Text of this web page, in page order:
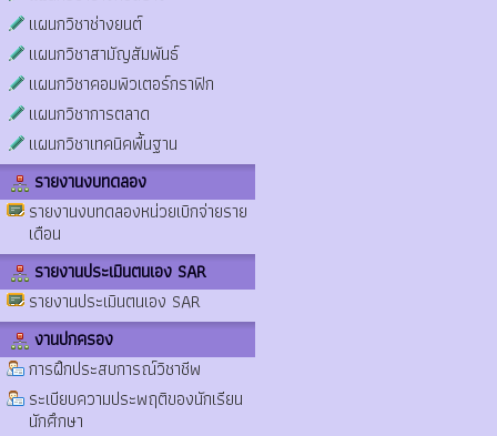
แผนกวิชาช่างยนต์
แผนกวิชาสามัญสัมพันธ์
แผนกวิชาคอมพิวเตอร์กราฟิก
แผนกวิชาการตลาด
แผนกวิชาเทคนิคพื้นฐาน
รายงานงบทดลอง
รายงานงบทดลองหน่วยเบิกจ่ายราย
เดือน
รายงานประเมินตนเอง SAR
รายงานประเมินตนเอง SAR
งานปกครอง
การฝึกประสบการณ์วิชาชีพ
ระเบียบความประพฤติของนักเรียน
นักศึกษา